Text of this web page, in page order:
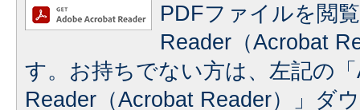
PDFファイルを閲
Reader（Acrobat
す。お持ちでない方は、左記の
Reader（Acrobat Reader）」ダ